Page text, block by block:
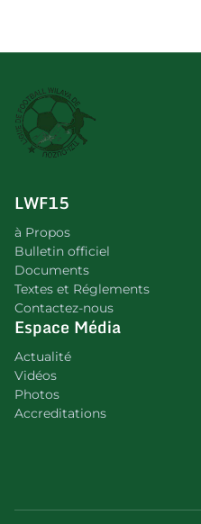
LWF15
à Propos
Bulletin officiel
Documents
Textes et Réglements
Contactez-nous
Espace Média
Actualité
Vidéos
Photos
Accreditations